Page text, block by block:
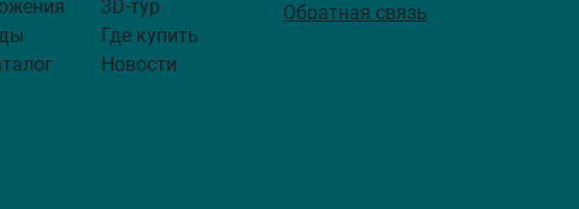
3D-тур
Где купить
Новости
Обратная связь